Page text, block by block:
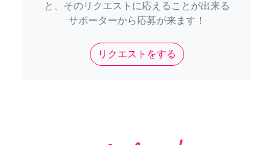
と、そのリクエストに応えることが出来る
サポーターから応募が来ます！
リクエストをする